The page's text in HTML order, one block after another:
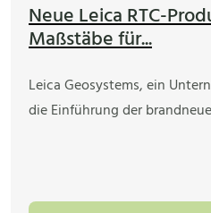
Neue Leica RTC-
Maßstäbe für...
Leica Geosystems, ein
die Einführung der